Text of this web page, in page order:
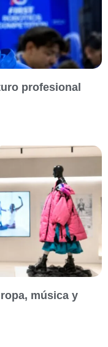
profesional
música y